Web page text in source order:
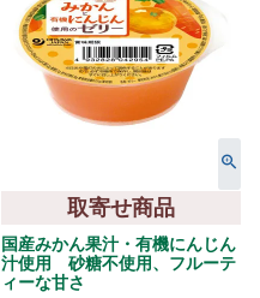
取寄せ商品
国産みかん果汁・有機にんじん
汁使用 砂糖不使用、フルーテ
ィーな甘さ